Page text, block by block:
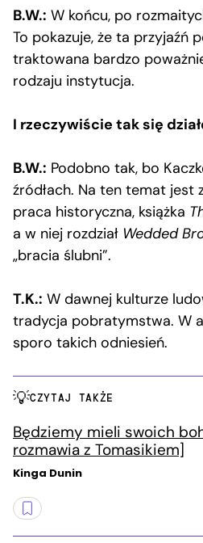
B.W.: W końcu, po
To pokazuje, że ta przyjaźń
traktowana bardzo
rodzaju instytucja.
I rzeczywiście tak się
B.W.: Podobno tak, bo
źródłach. Na ten temat jest
praca historyczna, książka
a w niej rozdział Wedded
„bracia ślubni”.
T.K.: W dawnej kulturze
tradycja pobratymstwa. W
sporo takich odniesień.
CZYTAJ TAKŻE
Będziemy mieli swoich
rozmawia z Tomasikiem]
Kinga Dunin